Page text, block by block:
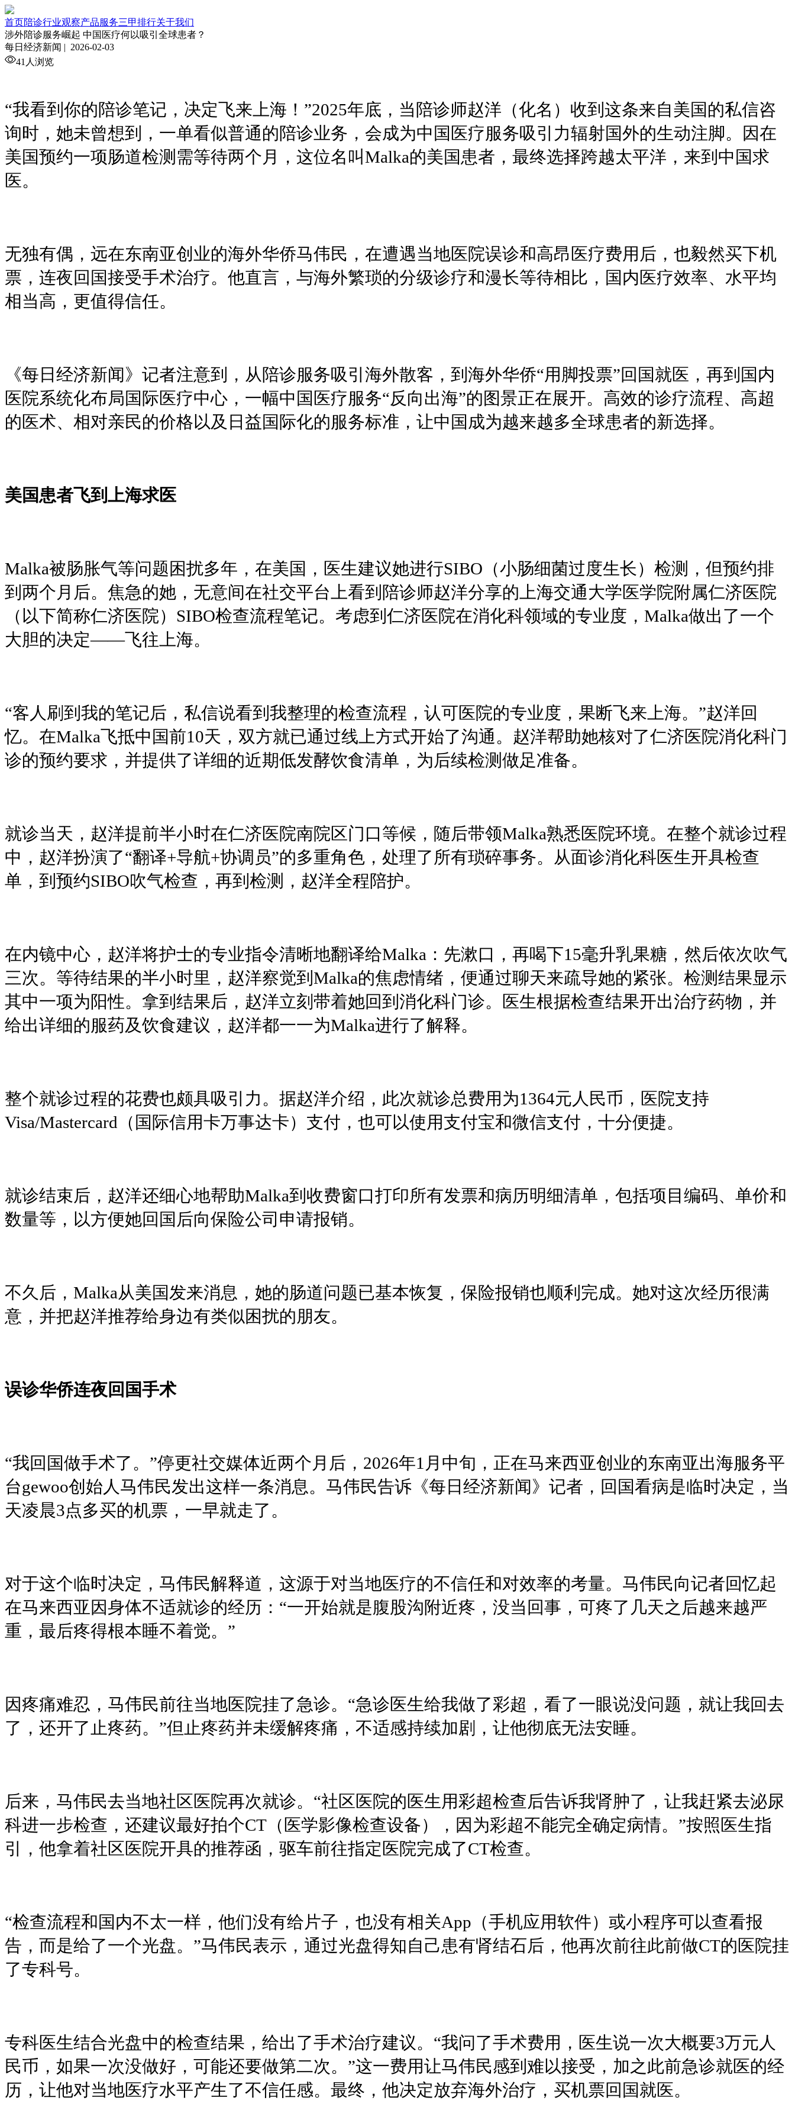
首页陪诊行业观察产品服务三甲排行关于我们
涉外陪诊服务崛起 中国医疗何以吸引全球患者？
每日经济新闻 | 2026-02-03
41人浏览
“我看到你的陪诊笔记，决定飞来上海！”2025年底，当陪诊师赵洋（化名）收到这条来自美国的私信咨
询时，她未曾想到，一单看似普通的陪诊业务，会成为中国医疗服务吸引力辐射国外的生动注脚。因在
美国预约一项肠道检测需等待两个月，这位名叫Malka的美国患者，最终选择跨越太平洋，来到中国求
医。
无独有偶，远在东南亚创业的海外华侨马伟民，在遭遇当地医院误诊和高昂医疗费用后，也毅然买下机
票，连夜回国接受手术治疗。他直言，与海外繁琐的分级诊疗和漫长等待相比，国内医疗效率、水平均
相当高，更值得信任。
《每日经济新闻》记者注意到，从陪诊服务吸引海外散客，到海外华侨“用脚投票”回国就医，再到国内
医院系统化布局国际医疗中心，一幅中国医疗服务“反向出海”的图景正在展开。高效的诊疗流程、高超
的医术、相对亲民的价格以及日益国际化的服务标准，让中国成为越来越多全球患者的新选择。
美国患者飞到上海求医
Malka被肠胀气等问题困扰多年，在美国，医生建议她进行SIBO（小肠细菌过度生长）检测，但预约排
到两个月后。焦急的她，无意间在社交平台上看到陪诊师赵洋分享的上海交通大学医学院附属仁济医院
（以下简称仁济医院）SIBO检查流程笔记。考虑到仁济医院在消化科领域的专业度，Malka做出了一个
大胆的决定——飞往上海。
“客人刷到我的笔记后，私信说看到我整理的检查流程，认可医院的专业度，果断飞来上海。”赵洋回
忆。在Malka飞抵中国前10天，双方就已通过线上方式开始了沟通。赵洋帮助她核对了仁济医院消化科门
诊的预约要求，并提供了详细的近期低发酵饮食清单，为后续检测做足准备。
就诊当天，赵洋提前半小时在仁济医院南院区门口等候，随后带领Malka熟悉医院环境。在整个就诊过程
中，赵洋扮演了“翻译+导航+协调员”的多重角色，处理了所有琐碎事务。从面诊消化科医生开具检查
单，到预约SIBO吹气检查，再到检测，赵洋全程陪护。
在内镜中心，赵洋将护士的专业指令清晰地翻译给Malka：先漱口，再喝下15毫升乳果糖，然后依次吹气
三次。等待结果的半小时里，赵洋察觉到Malka的焦虑情绪，便通过聊天来疏导她的紧张。检测结果显示
其中一项为阳性。拿到结果后，赵洋立刻带着她回到消化科门诊。医生根据检查结果开出治疗药物，并
给出详细的服药及饮食建议，赵洋都一一为Malka进行了解释。
整个就诊过程的花费也颇具吸引力。据赵洋介绍，此次就诊总费用为1364元人民币，医院支持
Visa/Mastercard（国际信用卡万事达卡）支付，也可以使用支付宝和微信支付，十分便捷。
就诊结束后，赵洋还细心地帮助Malka到收费窗口打印所有发票和病历明细清单，包括项目编码、单价和
数量等，以方便她回国后向保险公司申请报销。
不久后，Malka从美国发来消息，她的肠道问题已基本恢复，保险报销也顺利完成。她对这次经历很满
意，并把赵洋推荐给身边有类似困扰的朋友。
误诊华侨连夜回国手术
“我回国做手术了。”停更社交媒体近两个月后，2026年1月中旬，正在马来西亚创业的东南亚出海服务平
台gewoo创始人马伟民发出这样一条消息。马伟民告诉《每日经济新闻》记者，回国看病是临时决定，当
天凌晨3点多买的机票，一早就走了。
对于这个临时决定，马伟民解释道，这源于对当地医疗的不信任和对效率的考量。马伟民向记者回忆起
在马来西亚因身体不适就诊的经历：“一开始就是腹股沟附近疼，没当回事，可疼了几天之后越来越严
重，最后疼得根本睡不着觉。”
因疼痛难忍，马伟民前往当地医院挂了急诊。“急诊医生给我做了彩超，看了一眼说没问题，就让我回去
了，还开了止疼药。”但止疼药并未缓解疼痛，不适感持续加剧，让他彻底无法安睡。
后来，马伟民去当地社区医院再次就诊。“社区医院的医生用彩超检查后告诉我肾肿了，让我赶紧去泌尿
科进一步检查，还建议最好拍个CT（医学影像检查设备），因为彩超不能完全确定病情。”按照医生指
引，他拿着社区医院开具的推荐函，驱车前往指定医院完成了CT检查。
“检查流程和国内不太一样，他们没有给片子，也没有相关App（手机应用软件）或小程序可以查看报
告，而是给了一个光盘。”马伟民表示，通过光盘得知自己患有肾结石后，他再次前往此前做CT的医院挂
了专科号。
专科医生结合光盘中的检查结果，给出了手术治疗建议。“我问了手术费用，医生说一次大概要3万元人
民币，如果一次没做好，可能还要做第二次。”这一费用让马伟民感到难以接受，加之此前急诊就医的经
历，让他对当地医疗水平产生了不信任感。最终，他决定放弃海外治疗，买机票回国就医。